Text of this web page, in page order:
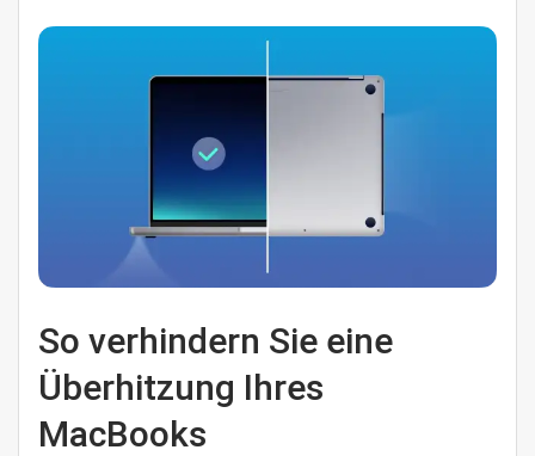
So verhindern Sie eine
Überhitzung Ihres
MacBooks